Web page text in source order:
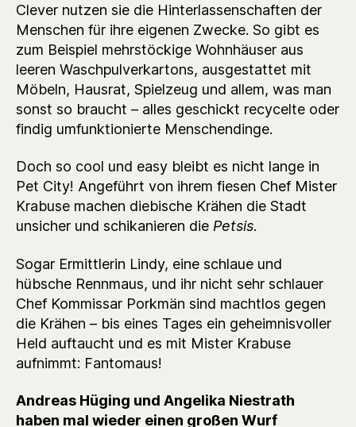
Clever nutzen sie die Hinterlassenschaften der
Menschen für ihre eigenen Zwecke. So gibt es
zum Beispiel mehrstöckige Wohnhäuser aus
leeren Waschpulverkartons, ausgestattet mit
Möbeln, Hausrat, Spielzeug und allem, was man
sonst so braucht – alles geschickt recycelte oder
findig umfunktionierte Menschen­dinge.
Doch so cool und easy bleibt es nicht lange in
Pet City! Angeführt von ihrem fiesen Chef Mister
Krabuse machen diebische Krähen die Stadt
unsicher und schikanieren die Petsis.
Sogar Ermittlerin Lindy, eine schlaue und
hübsche Rennmaus, und ihr nicht sehr schlauer
Chef Kommissar Porkmän sind machtlos gegen
die Krähen – bis eines Tages ein geheimnisvoller
Held auftaucht und es mit Mister Krabuse
aufnimmt: Fantomaus!
Andreas Hüging und Angelika Niestrath
haben mal wieder einen großen Wurf